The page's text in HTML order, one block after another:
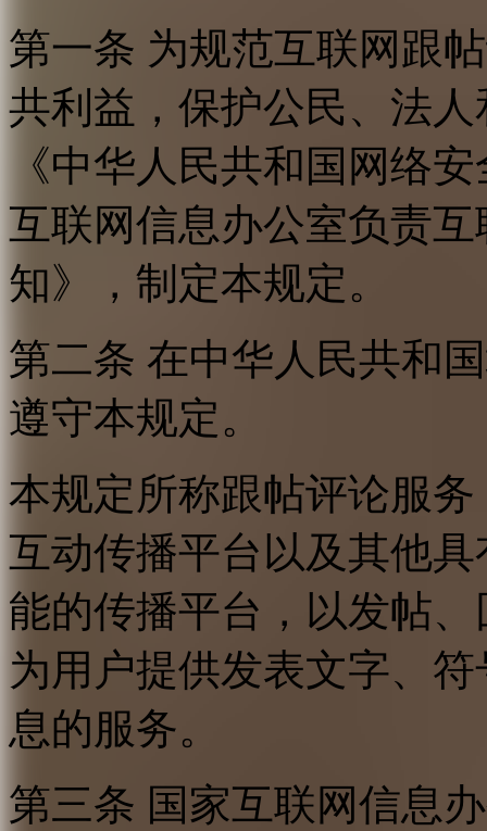
第一条 为规范互联网跟
共利益，保护公民、法
《中华人民共和国网络
互联网信息办公室负责
知》，制定本规定。
第二条 在中华人民共和
遵守本规定。
本规定所称跟帖评论服
互动传播平台以及其他
能的传播平台，以发帖
为用户提供发表文字、
息的服务。
第三条 国家互联网信息